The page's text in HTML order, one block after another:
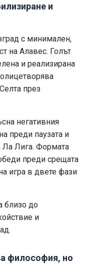
и
с минимален,
на Алавес. Голът
и реализирана
през
негативния
преди паузата и
Ла Лига. Формата
преди срещата
игра в двете фази
близо до
и
философия, но